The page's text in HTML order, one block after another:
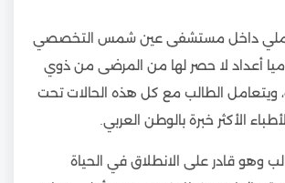
داخل مستشفى عين شمس التخصصي
أعداد لا حصر لها من المرضى من ذوي
ويتعامل الطالب مع كل هذه الحالات تحت
الأكثر خبرة بالوطن العربي.
وهو قادر على الانطلاق في الحياة